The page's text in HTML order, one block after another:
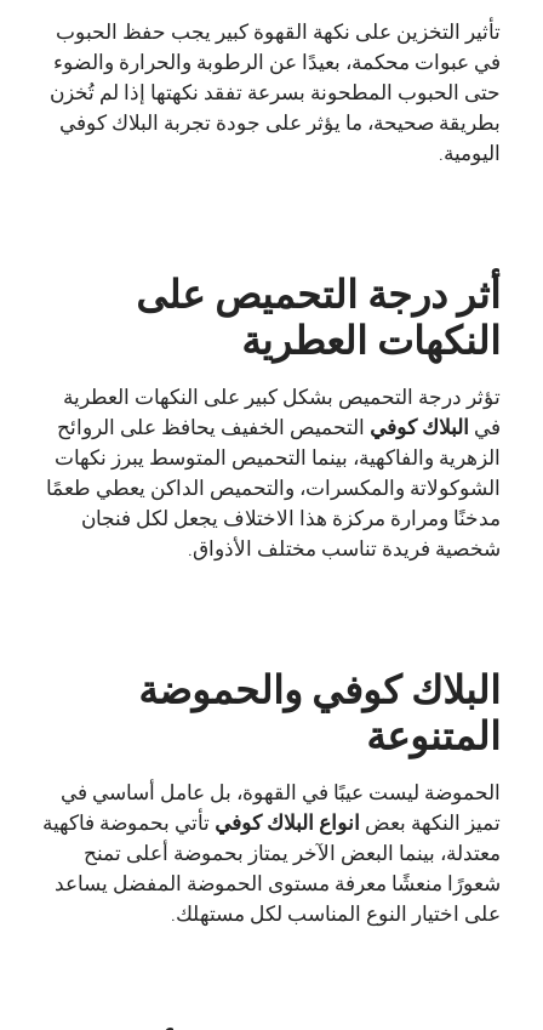
تأثير التخزين على نكهة القهوة كبير يجب حفظ الحبوب
في عبوات محكمة، بعيدًا عن الرطوبة والحرارة والضوء
حتى الحبوب المطحونة بسرعة تفقد نكهتها إذا لم تُخزن
بطريقة صحيحة، ما يؤثر على جودة تجربة البلاك كوفي
اليومية.
أثر درجة التحميص على
النكهات العطرية
تؤثر درجة التحميص بشكل كبير على النكهات العطرية
في البلاك كوفي التحميص الخفيف يحافظ على الروائح
الزهرية والفاكهية، بينما التحميص المتوسط يبرز نكهات
الشوكولاتة والمكسرات، والتحميص الداكن يعطي طعمًا
مدخنًا ومرارة مركزة هذا الاختلاف يجعل لكل فنجان
شخصية فريدة تناسب مختلف الأذواق.
البلاك كوفي والحموضة
المتنوعة
الحموضة ليست عيبًا في القهوة، بل عامل أساسي في
تميز النكهة بعض انواع البلاك كوفي تأتي بحموضة فاكهية
معتدلة، بينما البعض الآخر يمتاز بحموضة أعلى تمنح
شعورًا منعشًا معرفة مستوى الحموضة المفضل يساعد
على اختيار النوع المناسب لكل مستهلك.